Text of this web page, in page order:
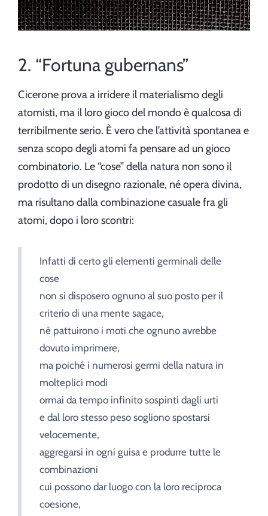
2. “Fortuna gubernans”
Cicerone prova a irridere il materialismo degli
atomisti, ma il loro gioco del mondo è qualcosa di
terribilmente serio. È vero che l’attività spontanea e
senza scopo degli atomi fa pensare ad un gioco
combinatorio. Le “cose” della natura non sono il
prodotto di un disegno razionale, né opera divina,
ma risultano dalla combinazione casuale fra gli
atomi, dopo i loro scontri:
Infatti di certo gli elementi germinali delle
cose
non si disposero ognuno al suo posto per il
criterio di una mente sagace,
né pattuirono i moti che ognuno avrebbe
dovuto imprimere,
ma poiché i numerosi germi della natura in
molteplici modi
ormai da tempo infinito sospinti dagli urti
e dal loro stesso peso sogliono spostarsi
velocemente,
aggregarsi in ogni guisa e produrre tutte le
combinazioni
cui possono dar luogo con la loro reciproca
coesione,